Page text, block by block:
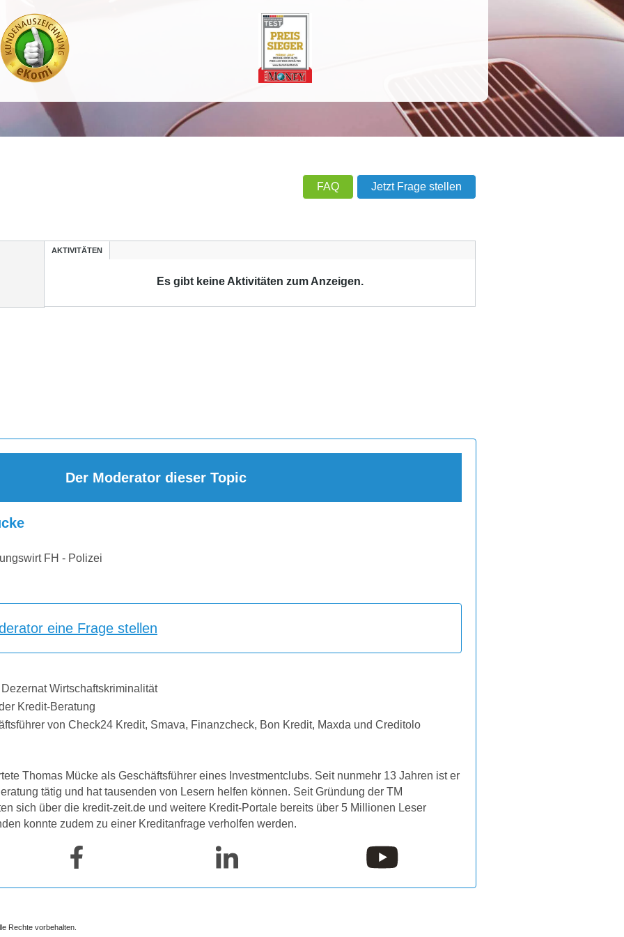
FAQ Jetzt Frage stellen
AKTIVITÄTEN
Es gibt keine Aktivitäten zum Anzeigen.
Der Moderator dieser Topic
FH - Polizei
eine Frage stellen
Wirtschaftskriminalität
Kredit-Beratung
von Check24 Kredit, Smava, Finanzcheck, Bon Kredit, Maxda und Creditolo
Thomas Mücke als Geschäftsführer eines Investmentclubs. Seit nunmehr 13 Jahren ist er
tätig und hat tausenden von Lesern helfen können. Seit Gründung der TM
sich über die kredit-zeit.de und weitere Kredit-Portale bereits über 5 Millionen Leser
konnte zudem zu einer Kreditanfrage verholfen werden.
Rechte vorbehalten.